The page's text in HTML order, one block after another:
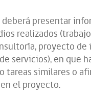
presentar
realizados
proyecto de
servicios), en que
tareas similares o
el proyecto.